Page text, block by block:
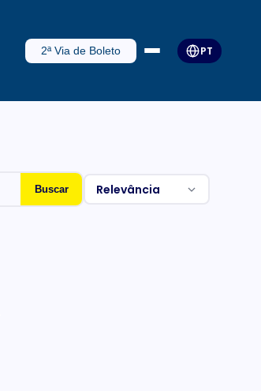
2ª Via de Boleto PT
Buscar Relevância